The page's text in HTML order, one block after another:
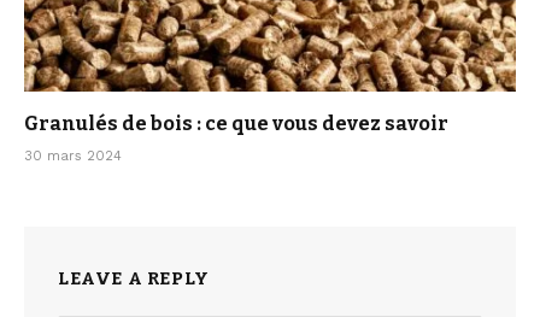
Granulés de bois : ce que vous devez savoir
30 mars 2024
LEAVE A REPLY